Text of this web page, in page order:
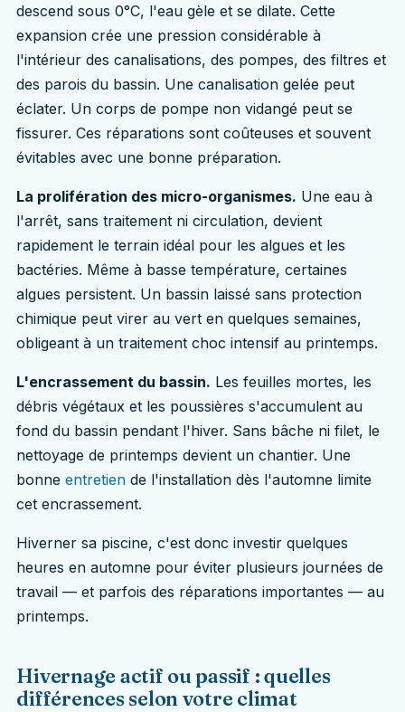
descend sous 0°C, l'eau gèle et se dilate. Cette
expansion crée une pression considérable à
l'intérieur des canalisations, des pompes, des filtres et
des parois du bassin. Une canalisation gelée peut
éclater. Un corps de pompe non vidangé peut se
fissurer. Ces réparations sont coûteuses et souvent
évitables avec une bonne préparation.
La prolifération des micro-organismes. Une eau à
l'arrêt, sans traitement ni circulation, devient
rapidement le terrain idéal pour les algues et les
bactéries. Même à basse température, certaines
algues persistent. Un bassin laissé sans protection
chimique peut virer au vert en quelques semaines,
obligeant à un traitement choc intensif au printemps.
L'encrassement du bassin. Les feuilles mortes, les
débris végétaux et les poussières s'accumulent au
fond du bassin pendant l'hiver. Sans bâche ni filet, le
nettoyage de printemps devient un chantier. Une
bonneentretien de l'installation dès l'automne limite
cet encrassement.
Hiverner sa piscine, c'est donc investir quelques
heures en automne pour éviter plusieurs journées de
travail — et parfois des réparations importantes — au
printemps.
Hivernage actif ou passif : quelles
différences selon votre climat